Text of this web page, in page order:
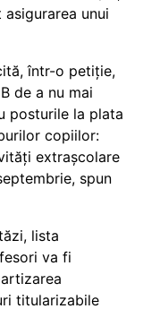
unui
într-o petiție,
de a nu mai
posturile la plata
copiilor:
extrașcolare
spun
lista
va fi
titularizabile